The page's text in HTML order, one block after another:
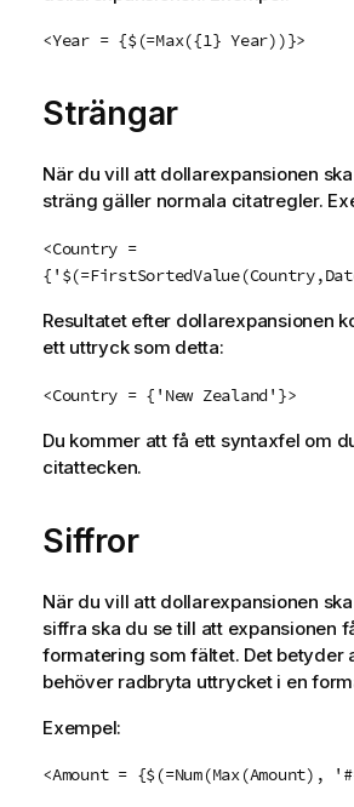
<Year = {$(=Max({1} Year))}>
Strängar
När du vill att dollarexpansionen
sträng gäller normala citatregler.
<Country =
Resultatet efter dollarexpansionen
ett uttryck som detta:
<Country = {'New Zealand'}>
Du kommer att få ett syntaxfel om
citattecken.
Siffror
När du vill att dollarexpansionen
siffra ska du se till att expansionen
formatering som fältet. Det betyder
behöver radbryta uttrycket i en
Exempel:
<Amount = {$(=Num(Max(Amount),